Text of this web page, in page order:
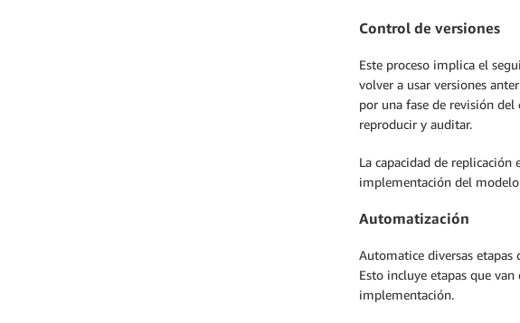
Control de versiones
Este proceso implica el
volver a usar versiones
por una fase de revisión
reproducir y auditar.
La capacidad de
implementación del
Automatización
Automatice diversas etapas
Esto incluye etapas que
implementación.